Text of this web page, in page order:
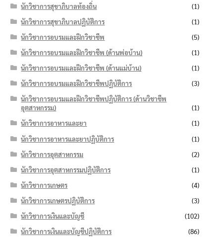
นักวิชาการสุขาภิบาลท้องถิ่น
(1)
นักวิชาการสุขาภิบาลปฏิบัติการ
(1)
นักวิชาการอบรมและฝึกวิชาชีพ
(5)
นักวิชาการอบรมและฝึกวิชาชีพ (ด้านพ่อบ้าน)
(1)
นักวิชาการอบรมและฝึกวิชาชีพ (ด้านแม่บ้าน)
(1)
นักวิชาการอบรมและฝึกวิชาชีพปฏิบัติการ
(3)
นักวิชาการอบรมและฝึกวิชาชีพปฏิบัติการ (ด้านวิชาชีพ
อุตสาหกรรม)
(1)
นักวิชาการอาหารและยา
(1)
นักวิชาการอาหารและยาปฏิบัติการ
(1)
นักวิชาการอุตสาหกรรม
(2)
นักวิชาการอุตสาหกรรมปฏิบัติการ
(1)
นักวิชาการเกษตร
(4)
นักวิชาการเกษตรปฏิบัติการ
(3)
นักวิชาการเงินและบัญชี
(102)
นักวิชาการเงินและบัญชีปฏิบัติการ
(86)